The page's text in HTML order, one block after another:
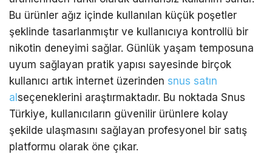
Bu ürünler ağız içinde kullanılan küçük poşetler
şeklinde tasarlanmıştır ve kullanıcıya kontrollü bir
nikotin deneyimi sağlar. Günlük yaşam temposuna
uyum sağlayan pratik yapısı sayesinde birçok
kullanıcı artık internet üzerinden snus satın
al seçeneklerini araştırmaktadır. Bu noktada Snus
Türkiye, kullanıcıların güvenilir ürünlere kolay
şekilde ulaşmasını sağlayan profesyonel bir satış
platformu olarak öne çıkar.